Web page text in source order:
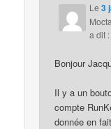
Le3
a dit :
Bonjour
Il y a un
compte
donnée en